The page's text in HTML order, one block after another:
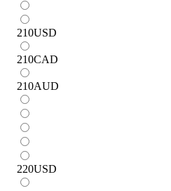
210USD
210CAD
210AUD
220USD